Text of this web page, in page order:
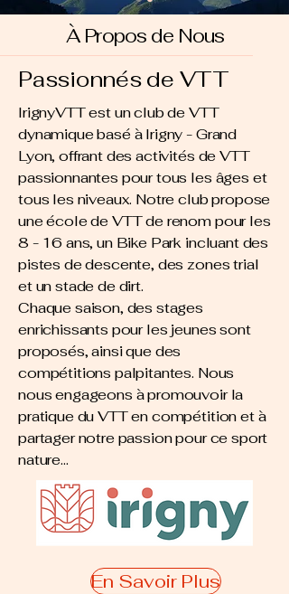
À Propos de Nous
Passionnés de VTT
IrignyVTT est un club de VTT
dynamique basé à Irigny - Grand
Lyon, offrant des activités de VTT
passionnantes pour tous les âges et
tous les niveaux. Notre club propose
une école de VTT de renom pour les
8 - 16 ans, un Bike Park incluant des
pistes de descente, des zones trial
et un stade de dirt.
Chaque saison, des stages
enrichissants pour les jeunes sont
proposés, ainsi que des
compétitions palpitantes. Nous
nous engageons à promouvoir la
pratique du VTT en compétition et à
partager notre passion pour ce sport
nature...
En Savoir Plus